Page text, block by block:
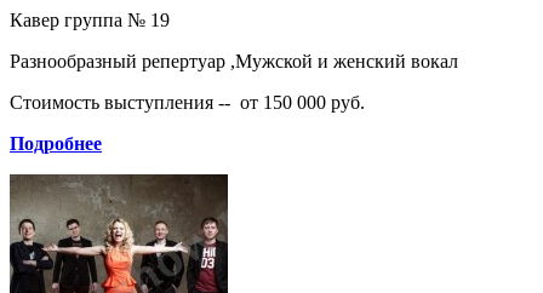
Кавер группа № 19
Разнообразный репертуар ,Мужской и женский вокал
Стоимость выступления -- от 150 000 руб.
Подробнее